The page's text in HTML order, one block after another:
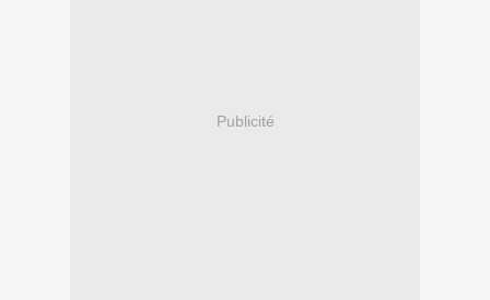
Publicité